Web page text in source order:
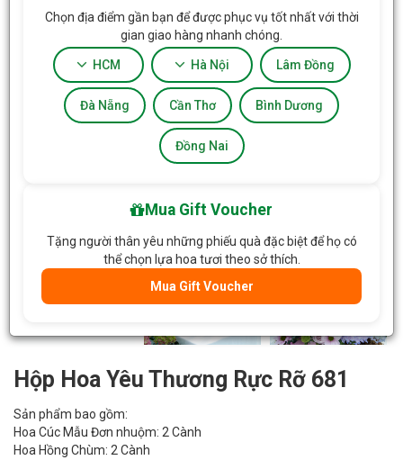
Hộp Hoa Yêu Thương Rực Rỡ 681
Sản phẩm bao gồm:
Hoa Cúc Mẫu Đơn nhuộm: 2 Cành
Hoa Hồng Chùm: 2 Cành
Chọn địa điểm gần bạn để được phục vụ tốt nhất với thời
gian giao hàng nhanh chóng.
HCM Hà Nội Lâm Đồng
Đà Nẵng Cần Thơ Bình Dương
Đồng Nai
Mua Gift Voucher
Tặng người thân yêu những phiếu quà đặc biệt để họ có
thể chọn lựa hoa tươi theo sở thích.
Mua Gift Voucher